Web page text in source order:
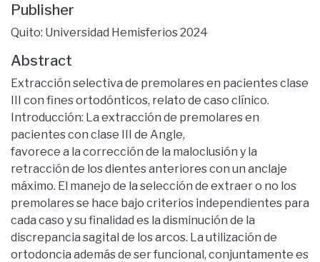
Publisher
Quito: Universidad Hemisferios 2024
Abstract
Extracción selectiva de premolares en pacientes clase
III con fines ortodónticos, relato de caso clínico.
Introducción: La extracción de premolares en
pacientes con clase III de Angle,
favorece a la corrección de la maloclusión y la
retracción de los dientes anteriores con un anclaje
máximo. El manejo de la selección de extraer o no los
premolares se hace bajo criterios independientes para
cada caso y su finalidad es la disminución de la
discrepancia sagital de los arcos. La utilización de
ortodoncia además de ser funcional, conjuntamente es